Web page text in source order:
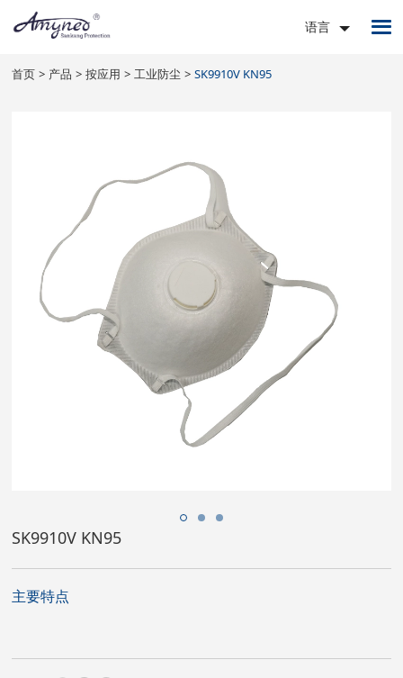
语言
首页 产品 按应用 工业防尘 SK9910V KN95
SK9910V KN95
主要特点